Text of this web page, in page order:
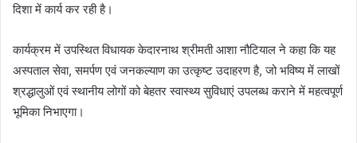
दिशा में कार्य कर रही है।
कार्यक्रम में उपस्थित विधायक केदारनाथ श्रीमती आशा नौटियाल ने कहा कि यह
अस्पताल सेवा, समर्पण एवं जनकल्याण का उत्कृष्ट उदाहरण है, जो भविष्य में लाखों
श्रद्धालुओं एवं स्थानीय लोगों को बेहतर स्वास्थ्य सुविधाएं उपलब्ध कराने में महत्वपूर्ण
भूमिका निभाएगा।